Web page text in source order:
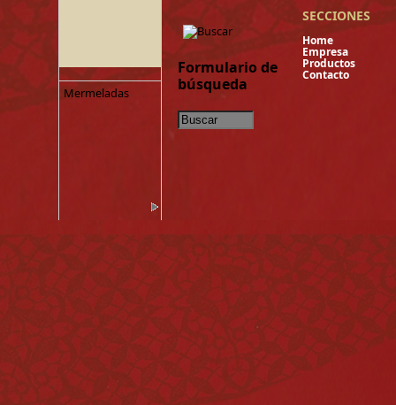
Mermeladas
Formulario de
búsqueda
SECCIONES
Contacto